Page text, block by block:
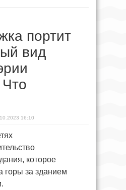
портит
вид
16:10
которое
горы за зданием